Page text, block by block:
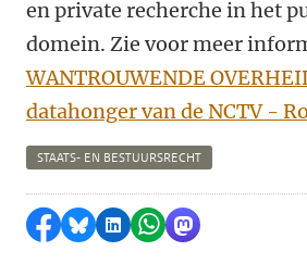
en private recherche in het
domein. Zie voor meer
WANTROUWENDE
datahonger van de NCTV -
STAATS- EN BESTUURSRECHT
Delen op Facebook
Delen via Bluesky
Delen op LinkedIn
Delen via
Delen via